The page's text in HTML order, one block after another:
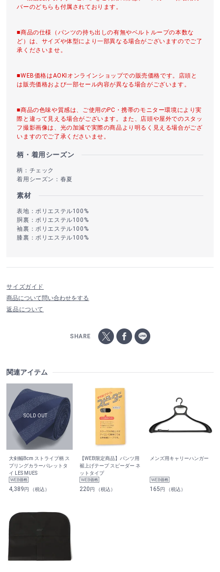
バーのどちらも付属されております。
■商品の仕様（パンツの持ち出しの有無やベルトループの本数な
ど）は、サイズや体型により一部異なる場合がございますのでご了
承くださいませ。
■WEB価格はAOKIオンラインショップでの販売価格です。店頭と
は販売価格および一部セール内容が異なる場合がございます。
■商品の色味や質感は、ご使用のPC・携帯のモニター環境により実
際と違って見える場合がございます。また、店頭や屋外でのスタッ
フ撮影画像は、光の加減で実際の商品より明るく見える場合がござ
いますのでご了承くださいませ。
柄・着用シーズン
柄：チェック
着用シーズン：春夏
素材
表地：ポリエステル100%
胴裏：ポリエステル100%
袖裏：ポリエステル100%
膝裏：ポリエステル100%
サイズガイド
商品について問い合わせをする
返品について
SHARE
関連アイテム
大剣幅8cm ストライプ柄 ス
プリングカラーパレットタ
イ LES MUES
4,389円 （税込）
【WEB限定商品】パンツ用
裾上げテープ スピーダー ネ
ットタイプ
220円 （税込）
メンズ用キャリーハンガー
165円 （税込）